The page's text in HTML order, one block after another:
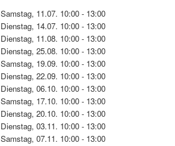
Samstag, 11.07. 10:00 - 13:00
Dienstag, 14.07. 10:00 - 13:00
Dienstag, 11.08. 10:00 - 13:00
Dienstag, 25.08. 10:00 - 13:00
Samstag, 19.09. 10:00 - 13:00
Dienstag, 22.09. 10:00 - 13:00
Dienstag, 06.10. 10:00 - 13:00
Samstag, 17.10. 10:00 - 13:00
Dienstag, 20.10. 10:00 - 13:00
Dienstag, 03.11. 10:00 - 13:00
Samstag, 07.11. 10:00 - 13:00